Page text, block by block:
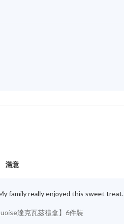
滿意
family really enjoyed this sweet treat.
達克瓦茲禮盒】6件裝